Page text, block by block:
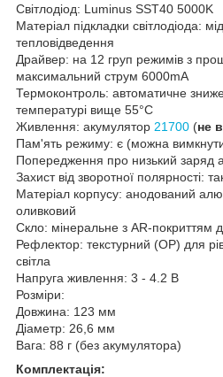
Світлодіод: Luminus SST40 5000K
Матеріал підкладки світлодіода:
тепловідведення
Драйвер: на 12 груп режимів з
максимальний струм 6000mA
Термоконтроль: автоматичне
температурі вище 55°C
Живлення: акумулятор 21700 (не
Пам'ять режиму: є (можна
Попередження про низький заряд
Захист від зворотної полярності:
Матеріал корпусу: анодований
оливковий
Скло: мінеральне з AR-покриттям
Рефлектор: текстурний (OP) для
світла
Напруга живлення: 3 - 4.2 В
Розміри:
Довжина: 123 мм
Діаметр: 26,6 мм
Вага: 88 г (без акумулятора)
Комплектація: